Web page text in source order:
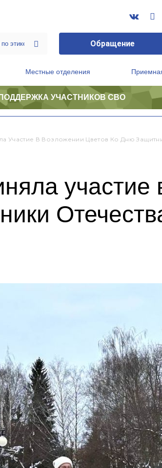
Обращение
Местные отделения
ПОДДЕРЖКА УЧАСТНИКОВ СВО
Участие В Возложении Цветов Ко Дню
участие